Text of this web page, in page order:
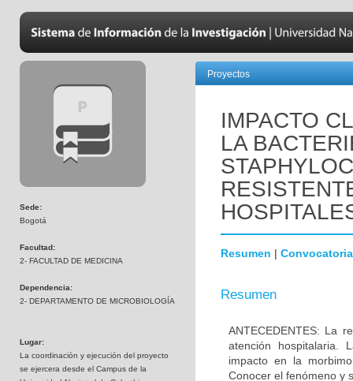
Sede:
Bogotá
Facultad:
2- FACULTAD DE MEDICINA
Dependencia:
2- DEPARTAMENTO DE MICROBIOLOGÍA
Lugar:
La coordinaciòn y ejecución del proyecto
se ejercera desde el Campus de la
Proyectos
IMPACTO
LA
Resumen | Convocatoria
Resumen
ANTECEDENTES: La
atención hospitalaria.
impacto en la
Conocer el fenómeno y